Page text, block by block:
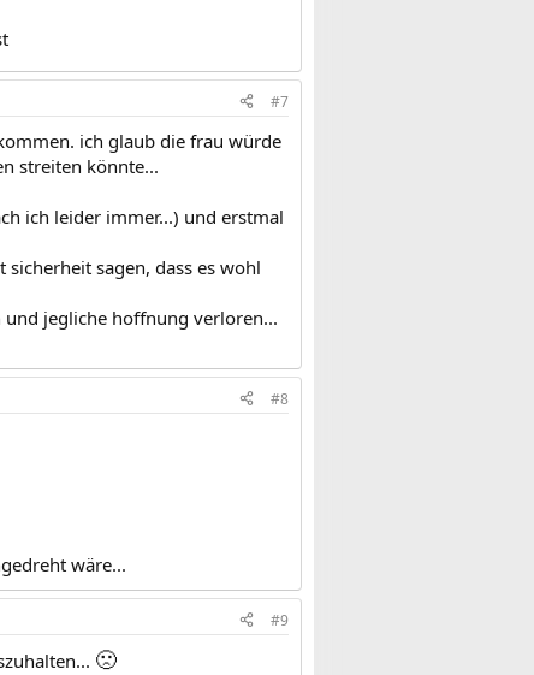
#7
ich glaub die frau würde
streiten könnte...
ich leider immer...) und erstmal
sagen, dass es wohl
jegliche hoffnung verloren...
#8
wäre...
#9
🙁